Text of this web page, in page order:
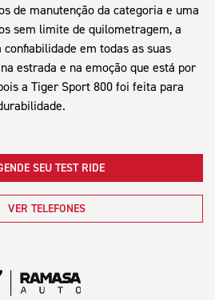
de manutenção da categoria e uma
sem limite de quilometragem, a
em todas as suas
estrada e na emoção que está por
a Tiger Sport 800 foi feita para
VER TELEFONES
SEU TEST RIDE